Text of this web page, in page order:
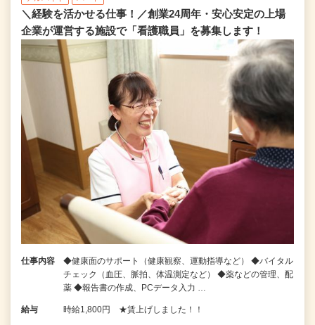
＼経験を活かせる仕事！／創業24周年・安心安定の上場
企業が運営する施設で「看護職員」を募集します！
仕事内容
◆健康面のサポート（健康観察、運動指導など） ◆バイタル
チェック（血圧、脈拍、体温測定など） ◆薬などの管理、配
薬 ◆報告書の作成、PCデータ入力 …
給与 時給1,800円 ★賃上げしました！！